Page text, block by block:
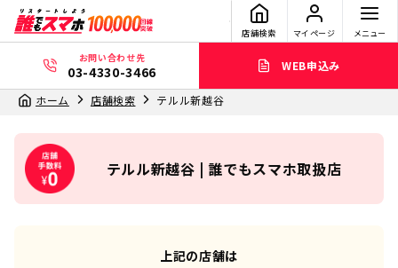
店舗検索 マイページ メニュー
お問い合わせ先
03-4330-3466 WEB申込み
ホーム 店舗検索 テルル新越谷
テルル新越谷 | 誰でもスマホ取扱店
上記の店舗は